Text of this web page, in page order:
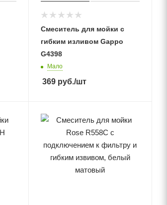
Смеситель для мойки с
гибким изливом Gappo
G4398
Мало
369руб./шт